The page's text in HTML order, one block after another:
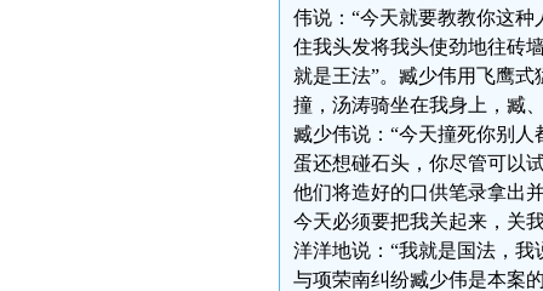
伟说：“今天就要教教你这
住我头发将我头使劲地往砖
就是王法”。臧少伟用飞鹰
撞，汤涛骑坐在我身上，臧
臧少伟说：“今天撞死你别
蛋还想碰石头，你尽管可以
他们将造好的口供笔录拿出
今天必须要把我关起来，关
洋洋地说：“我就是国法，
与项荣南纠纷臧少伟是本案